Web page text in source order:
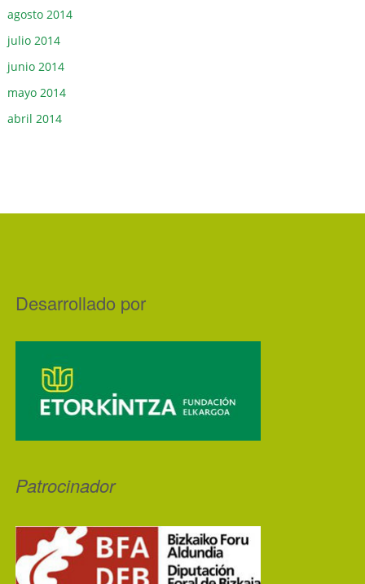
agosto 2014
julio 2014
junio 2014
mayo 2014
abril 2014
Desarrollado por
Patrocinador